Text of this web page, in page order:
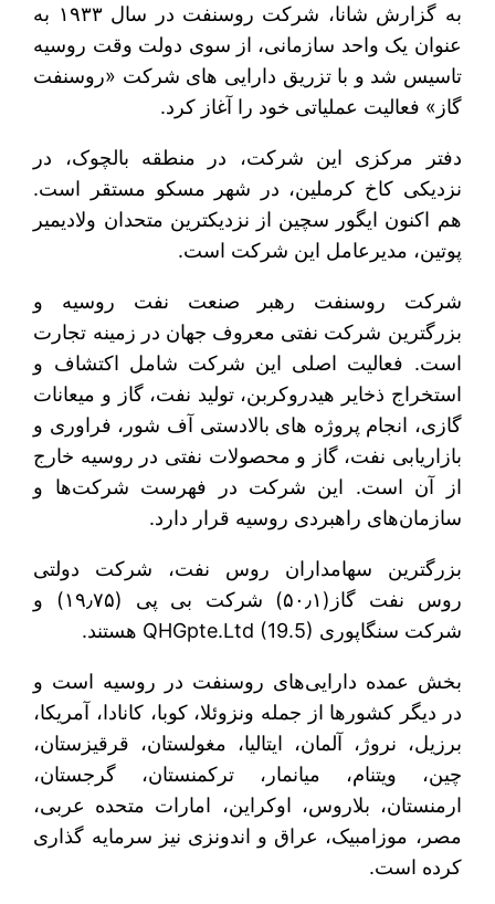
به گزارش شانا، شرکت روسنفت در سال ۱۹۳۳ به
عنوان یک واحد سازمانی، از سوی دولت وقت روسیه
تاسیس شد و با تزریق دارایی های شرکت «روسنفت
گاز» فعالیت عملیاتی خود را آغاز کرد.
دفتر مرکزی این شرکت، در منطقه بالچوک، در
نزدیکی کاخ کرملین، در شهر مسکو مستقر است.
هم اکنون ایگور سچین از نزدیکترین متحدان ولادیمیر
پوتین، مدیرعامل این شرکت است.
شرکت روسنفت رهبر صنعت نفت روسیه و
بزرگترین شرکت نفتی معروف جهان در زمینه تجارت
است. فعالیت اصلی این شرکت شامل اکتشاف و
استخراج ذخایر هیدروکربن، تولید نفت، گاز و میعانات
گازی، انجام پروژه های بالادستی آف شور، فراوری و
بازاریابی نفت، گاز و محصولات نفتی در روسیه خارج
از آن است. این شرکت در فهرست شرکت‌ها و
سازمان‌های راهبردی روسیه قرار دارد.
بزرگترین سهامداران روس نفت، شرکت دولتی
روس نفت گاز(۵۰٫۱) شرکت بی پی (۱۹٫۷۵) و
شرکت سنگاپوری QHGpte.Ltd (19.5) هستند.
بخش عمده دارایی‌های روسنفت در روسیه است و
در دیگر کشورها از جمله ونزوئلا، کوبا، کانادا، آمریکا،
برزیل، نروژ، آلمان، ایتالیا، مغولستان، قرقیزستان،
چین، ویتنام، میانمار، ترکمنستان، گرجستان،
ارمنستان، بلاروس، اوکراین، امارات متحده عربی،
مصر، موزامبیک، عراق و اندونزی نیز سرمایه گذاری
کرده است.